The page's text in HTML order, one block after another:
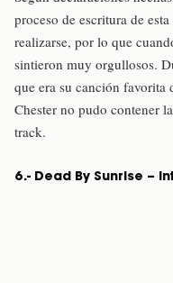
proceso de escritura de
realizarse, por lo que
sintieron muy orgullosos.
que era su canción
Chester no pudo contener
track.
6.- Dead By Sunrise –